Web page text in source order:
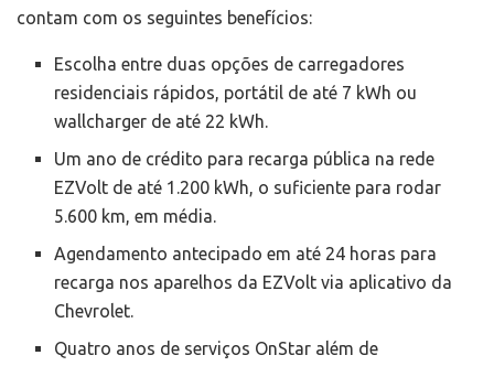
contam com os seguintes benefícios:
Escolha entre duas opções de carregadores
residenciais rápidos, portátil de até 7 kWh ou
wallcharger de até 22 kWh.
Um ano de crédito para recarga pública na rede
EZVolt de até 1.200 kWh, o suficiente para rodar
5.600 km, em média.
Agendamento antecipado em até 24 horas para
recarga nos aparelhos da EZVolt via aplicativo da
Chevrolet.
Quatro anos de serviços OnStar além de